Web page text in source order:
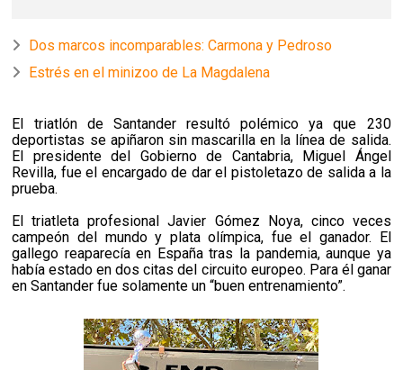
Dos marcos incomparables: Carmona y Pedroso
Estrés en el minizoo de La Magdalena
El triatlón de Santander resultó polémico ya que 230
deportistas se apiñaron sin mascarilla en la línea de salida.
El presidente del Gobierno de Cantabria, Miguel Ángel
Revilla, fue el encargado de dar el pistoletazo de salida a la
prueba.
El triatleta profesional Javier Gómez Noya, cinco veces
campeón del mundo y plata olímpica, fue el ganador. El
gallego reaparecía en España tras la pandemia, aunque ya
había estado en dos citas del circuito europeo. Para él ganar
en Santander fue solamente un “buen entrenamiento”.